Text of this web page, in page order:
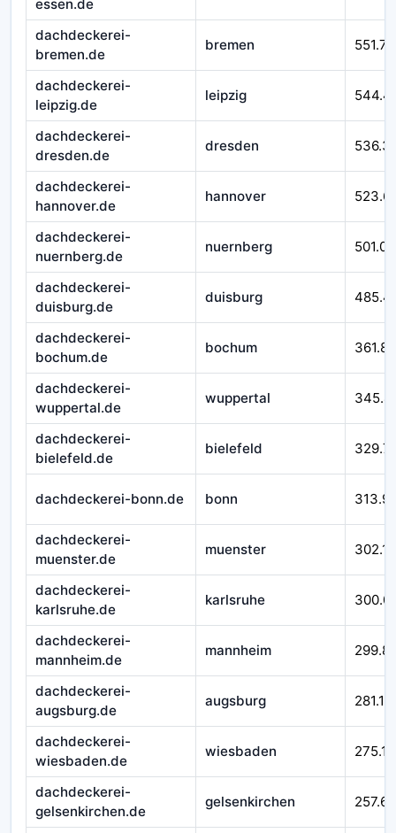
essen.de
dachdeckerei-
bremen.de
bremen
dachdeckerei-
leipzig.de
leipzig
dachdeckerei-
dresden.de
dresden
dachdeckerei-
hannover.de
hannover
dachdeckerei-
nuernberg.de
nuernberg
dachdeckerei-
duisburg.de
duisburg
dachdeckerei-
bochum.de
bochum
dachdeckerei-
wuppertal.de
wuppertal
dachdeckerei-
bielefeld.de
bielefeld
dachdeckerei-bonn.de bonn
dachdeckerei-
muenster.de
muenster
dachdeckerei-
karlsruhe.de
karlsruhe
dachdeckerei-
mannheim.de
mannheim
dachdeckerei-
augsburg.de
augsburg 281.111
dachdeckerei-
wiesbaden.de
wiesbaden
dachdeckerei-
gelsenkirchen.de
gelsenkirchen